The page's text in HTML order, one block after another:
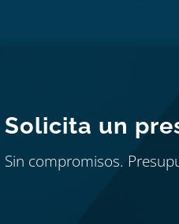
Solicita un
Sin compromisos.